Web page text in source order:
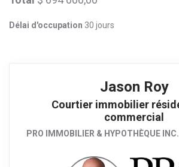
Délai d'occupation 30 jours
Jason Roy
Courtier immobilier
commercial
PRO IMMOBILIER & HYPOTHÈQUE